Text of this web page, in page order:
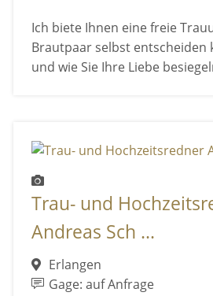
Ich biete Ihnen eine freie
Brautpaar selbst entscheiden
und wie Sie Ihre Liebe
Trau- und
Andreas Sch ...
Erlangen
Gage: auf Anfrage